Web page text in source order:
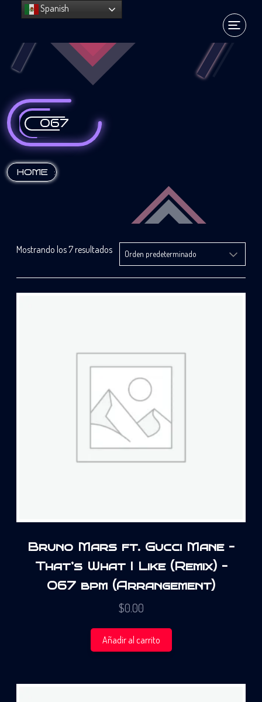
067
HOME :
Mostrando los 7 resultados
Bruno Mars ft. Gucci Mane –
That’s What I Like (Remix) –
067 bpm (Arrangement)
$0.00
Añadir al carrito
Spanish